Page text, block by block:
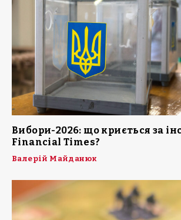
Вибори-2026: що криється за
Financial Times?
Валерій Майданюк